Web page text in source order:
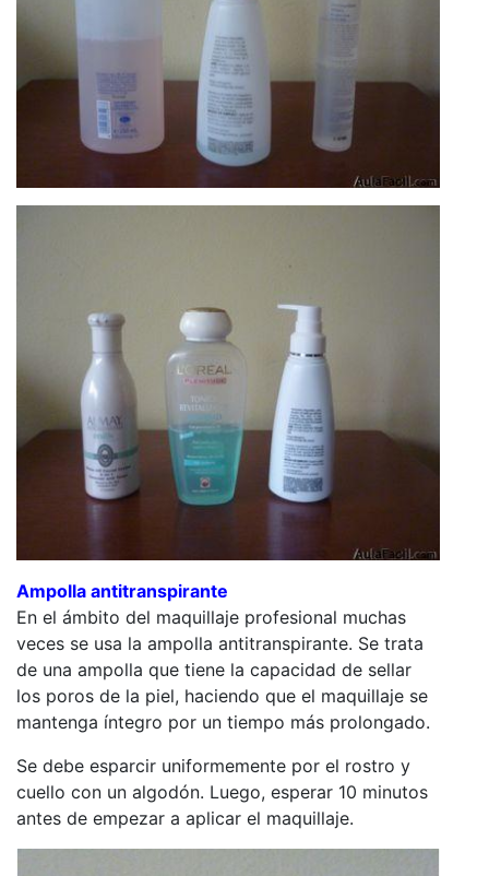
Ampolla antitranspirante
En el ámbito del maquillaje profesional muchas
veces se usa la ampolla antitranspirante. Se trata
de una ampolla que tiene la capacidad de sellar
los poros de la piel, haciendo que el maquillaje se
mantenga íntegro por un tiempo más prolongado.
Se debe esparcir uniformemente por el rostro y
cuello con un algodón. Luego, esperar 10 minutos
antes de empezar a aplicar el maquillaje.